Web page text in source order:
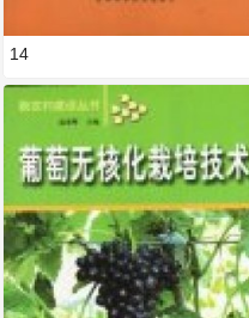
14